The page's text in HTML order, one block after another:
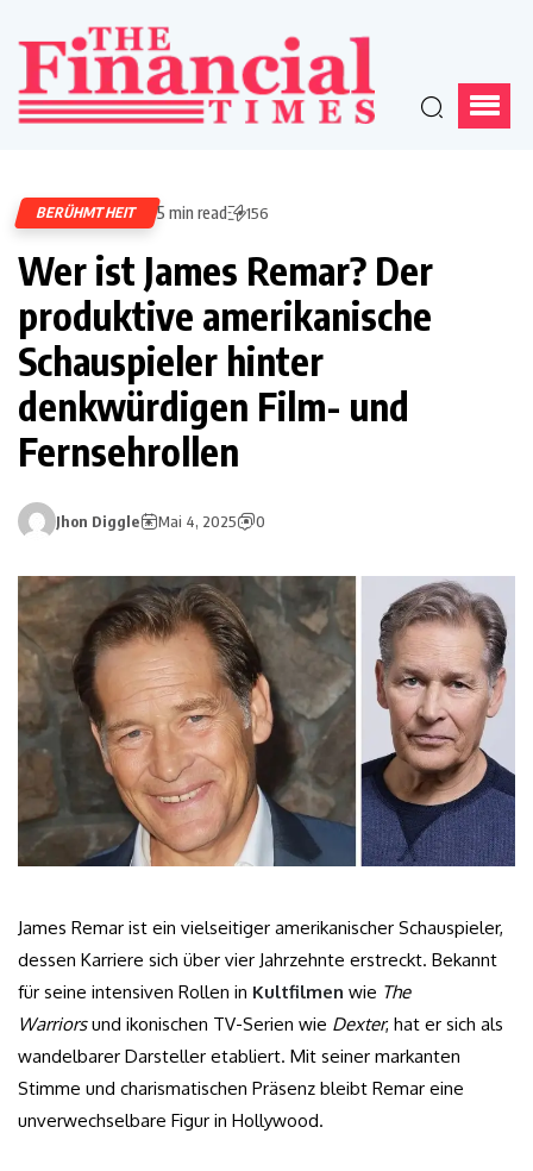
BERÜHMTHEIT 5 min read 156
Wer ist James Remar? Der
produktive amerikanische
Schauspieler hinter
denkwürdigen Film- und
Fernsehrollen
Jhon Diggle Mai 4, 2025 0
James Remar ist ein vielseitiger amerikanischer Schauspieler,
dessen Karriere sich über vier Jahrzehnte erstreckt. Bekannt
für seine intensiven Rollen in Kultfilmen wie The
Warriorsund ikonischen TV-Serien wie Dexter, hat er sich als
wandelbarer Darsteller etabliert. Mit seiner markanten
Stimme und charismatischen Präsenz bleibt Remar eine
unverwechselbare Figur in Hollywood.